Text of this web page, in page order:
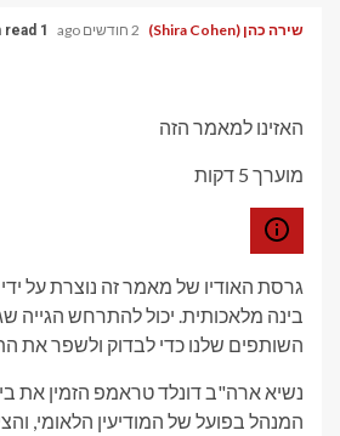
שירה כהן (Shira Cohen) 2 חודשים ago 1 min read
האזינו למאמר הזה
מוערך 5 דקות
גרסת האודיו של מאמר זה נוצרת על
בינה מלאכותית. יכול להתרחש הגייה
השותפים שלנו כדי לבדוק ולשפר את
נשיא ארה"ב דונלד טראמפ הזמין את
המנהל בפועל של המודיעין הלאומי,